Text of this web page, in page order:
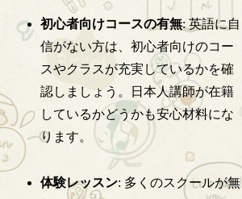
初心者向けコースの有無: 英語に自
信がない方は、初心者向けのコー
スやクラスが充実しているかを確
認しましょう。日本人講師が在籍
しているかどうかも安心材料にな
ります。
体験レッスン: 多くのスクールが無